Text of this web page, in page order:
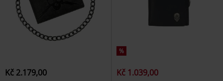
Kč 2.179,00
%
Kč 1.039,00